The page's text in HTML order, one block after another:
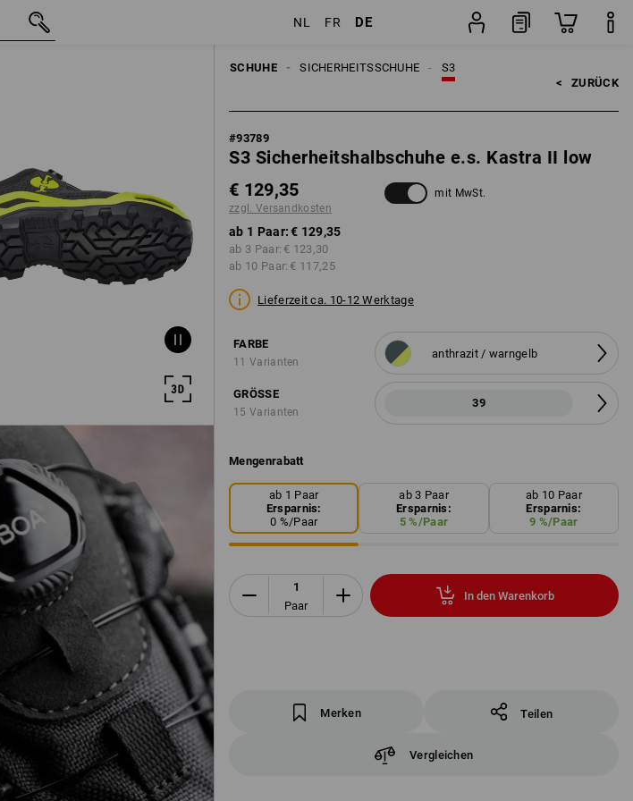
NL FR DE
SCHUHE S3
SICHERHEITSSCHUHE
< ZURÜCK
#93789
S3 Sicherheitshalbschuhe e.s. Kastra II low
€ 129,35
zzgl. Versandkosten
mit MwSt.
ab 1 Paar:€ 129,35
ab 3 Paar: € 123,30
ab 10 Paar: € 117,25
Lieferzeit ca. 10-12 Werktage
FARBE
11 Varianten
anthrazit / warngelb
GRÖSSE
15 Varianten
39
Mengenrabatt
ab 1 Paar
Ersparnis:
0 %/Paar
ab 3 Paar
Ersparnis:
5 %/Paar
ab 10 Paar
Ersparnis:
9 %/Paar
Paar
In den Warenkorb
Merken Teilen
Vergleichen